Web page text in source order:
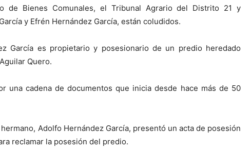
de Bienes Comunales, el Tribunal Agrario del Distrito 21 y
y Efrén Hernández García, están coludidos.
García es propietario y posesionario de un predio heredado
Quero.
una cadena de documentos que inicia desde hace más de 50
Adolfo Hernández García, presentó un acta de posesión
reclamar la posesión del predio.